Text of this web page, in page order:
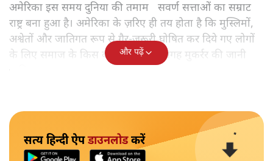
अमेरिका इस समय दुनिया की तमाम सवर्ण सत्ताओं का सम्राट
राष्ट्र बना हुआ है। अमेरिका के ज़रिए ही तय होता है कि मुस्लिमों,
अश्वेतों और जातिगत रूप से ग़ैर-ज़रूरी घोषित कर दिये गए लोगों
के लिए समाज के किस कोने में कितनी जगह मुकर्रर की जानी
और पढ़ें
सत्य हिन्दी ऐपडाउनलोडकरें